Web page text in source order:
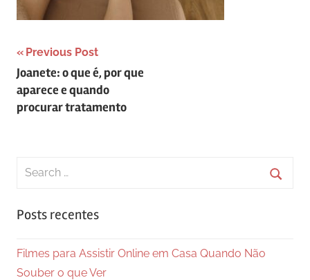
Navegação
de
Post
Previous Post
Joanete: o que é, por que
aparece e quando
procurar tratamento
Search
Posts recentes
Filmes para Assistir Online em Casa Quando Não
Souber o que Ver